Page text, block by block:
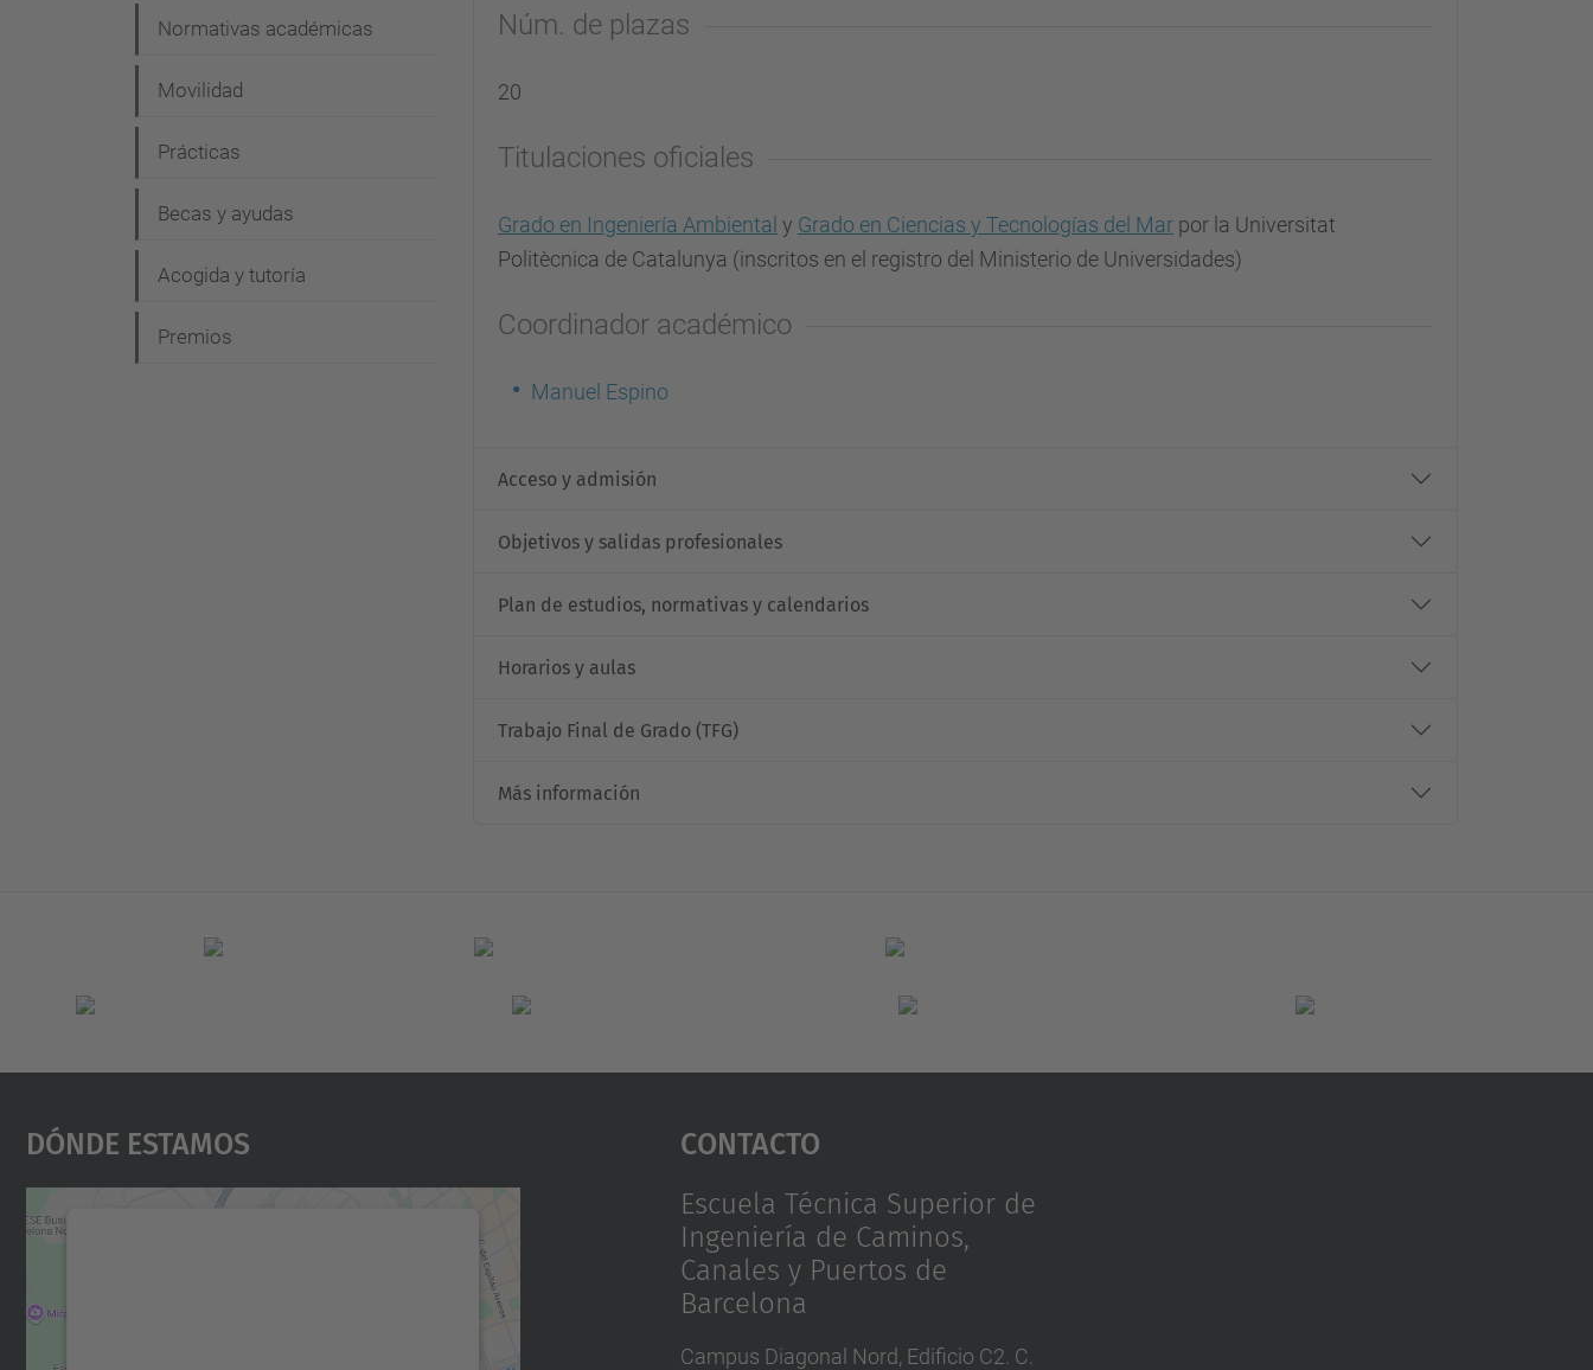
Núm. de plazas
20
Titulaciones oficiales
Grado en Ingeniería Ambiental y Grado en Ciencias y Tecnologías del Mar por la Universitat
Politècnica de Catalunya (inscritos en el registro del Ministerio de Universidades)
Coordinador académico
Manuel Espino
Acceso y admisión
Objetivos y salidas profesionales
Plan de estudios, normativas y calendarios
Horarios y aulas
Trabajo Final de Grado (TFG)
Más información
Normativas académicas
Movilidad
Prácticas
Becas y ayudas
Acogida y tutoría
Premios
Dónde Estamos Contacto
Escuela Técnica Superior de
Ingeniería de Caminos,
Canales y Puertos de
Barcelona
Campus Diagonal Nord, Edificio C2. C.